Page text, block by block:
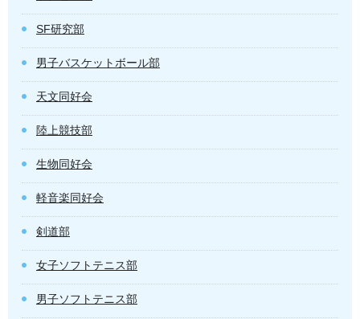
SF研究部
男子バスケットボール部
天文同好会
陸上競技部
生物同好会
軽音楽同好会
剣道部
女子ソフトテニス部
男子ソフトテニス部